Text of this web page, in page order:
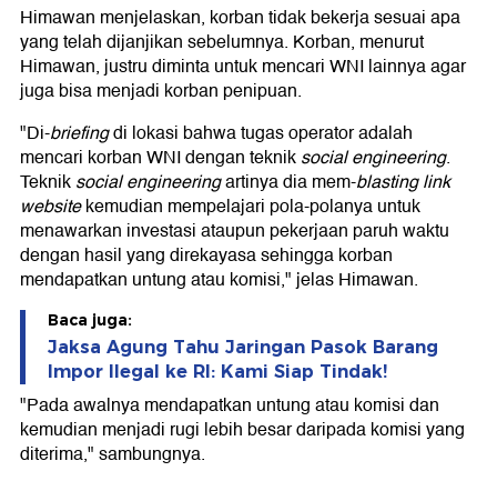
Himawan menjelaskan, korban tidak bekerja sesuai apa
yang telah dijanjikan sebelumnya. Korban, menurut
Himawan, justru diminta untuk mencari WNI lainnya agar
juga bisa menjadi korban penipuan.
"Di-briefingdi lokasi bahwa tugas operator adalah
mencari korban WNI dengan tekniksocial engineering.
Tekniksocial engineeringartinya dia mem-blasting link
websitekemudian mempelajari pola-polanya untuk
menawarkan investasi ataupun pekerjaan paruh waktu
dengan hasil yang direkayasa sehingga korban
mendapatkan untung atau komisi," jelas Himawan.
Baca juga:
Jaksa Agung Tahu Jaringan Pasok Barang
Impor Ilegal ke RI: Kami Siap Tindak!
"Pada awalnya mendapatkan untung atau komisi dan
kemudian menjadi rugi lebih besar daripada komisi yang
diterima," sambungnya.